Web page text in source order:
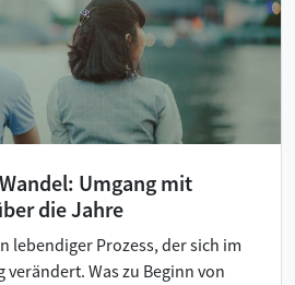
Umgang mit
die Jahre
lebendiger Prozess, der sich im
verändert. Was zu Beginn von